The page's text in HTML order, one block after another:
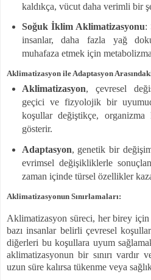
kaldıkça, vücut daha verimli bir
Soğuk İklim Aklimatizasyonu:
insanlar, daha fazla yağ
muhafaza etmek için
Aklimatizasyon ile Adaptasyon
Aklimatizasyon, çevresel
geçici ve fizyolojik bir
koşullar değiştikçe, organizma
gösterir.
Adaptasyon, genetik bir
evrimsel değişikliklerle
zaman içinde türsel özellikler
Aklimatizasyonun Sınırlamaları:
Aklimatizasyon süreci, her birey için
bazı insanlar belirli çevresel
diğerleri bu koşullara uyum
aklimatizasyonun bir sınırı vardır
uzun süre kalırsa tükenme veya